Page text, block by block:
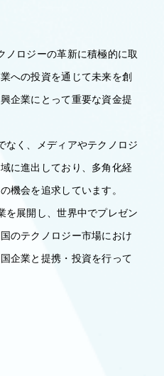
ロジーの革新に積極的に取
への投資を通じて未来を創
企業にとって重要な資金提
なく、メディアやテクノロジ
に進出しており、多角化経
機会を追求しています。
を展開し、世界中でプレゼン
のテクノロジー市場におけ
企業と提携・投資を行って